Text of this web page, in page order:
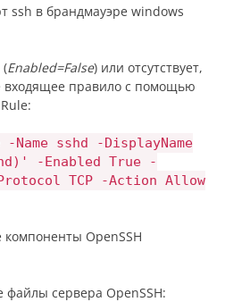
(Enabled=False) или отсутствует,
входящее правило с помощью
Name sshd -DisplayName
-Enabled True -
TCP -Action Allow
OpenSSH
сервера OpenSSH: